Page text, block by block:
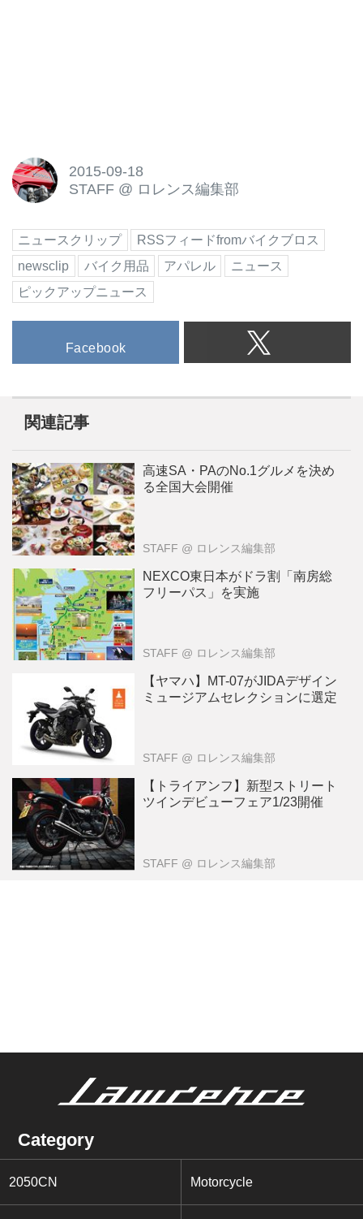
2015-09-18
STAFF @ ロレンス編集部
ニュースクリップ
RSSフィードfromバイクブロス
newsclip
バイク用品 アパレル
ニュース
ピックアップニュース
Facebook
関連記事
高速SA・PAのNo.1グルメを決め
る全国大会開催
STAFF @ ロレンス編集部
NEXCO東日本がドラ割「南房総
フリーパス」を実施
STAFF @ ロレンス編集部
【ヤマハ】MT-07がJIDAデザイン
ミュージアムセレクションに選定
STAFF @ ロレンス編集部
【トライアンフ】新型ストリート
ツインデビューフェア1/23開催
STAFF @ ロレンス編集部
Category
2050CN Motorcycle